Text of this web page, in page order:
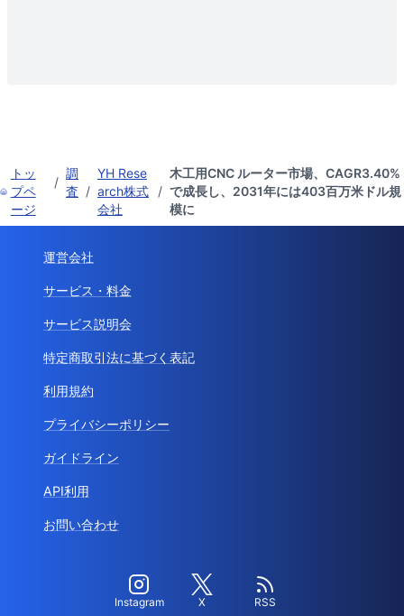
トッ
プペ
ージ
/
調
査 /
YH Rese
arch株式
会社
/
木工用CNC ルーター市場、CAGR3.40%
で成長し、2031年には403百万米ドル規
模に
運営会社
サービス・料金
サービス説明会
特定商取引法に基づく表記
利用規約
プライバシーポリシー
ガイドライン
API利用
お問い合わせ
Instagram X RSS